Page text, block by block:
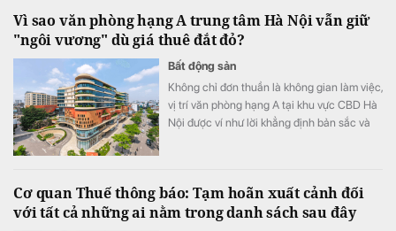
Vì sao văn phòng hạng A trung tâm Hà Nội vẫn giữ
"ngôi vương" dù giá thuê đắt đỏ?
Bất động sản
Không chỉ đơn thuần là không gian làm việc,
vị trí văn phòng hạng A tại khu vực CBD Hà
Nội được ví như lời khẳng định bản sắc và
biến khu vực trung tâm thành lựa chọn hàng
đầu của các tập đoàn đa quốc gia.
Cơ quan Thuế thông báo: Tạm hoãn xuất cảnh đối
với tất cả những ai nằm trong danh sách sau đây